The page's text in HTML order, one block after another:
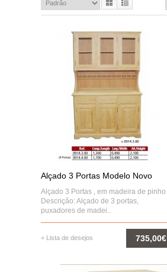
Alçado 3 Portas Modelo Novo
Alçado 3 Portas , em madeira de pinho
Descrição: Alçado de 3 portas,
puxadores de madei..
+ Lista de desejos 735,00€